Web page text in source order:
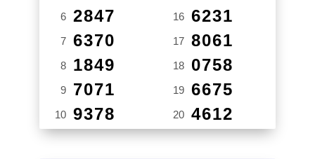
6 2847
7 6370
8 1849
9 7071
10 9378
16 6231
17 8061
18 0758
19 6675
20 4612